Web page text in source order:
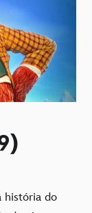
história do